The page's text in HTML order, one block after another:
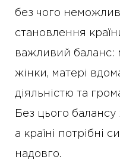
без чого
становлення
важливий баланс:
жінки, матері
діяльністю та
Без цього
а країні потрібні
надовго.